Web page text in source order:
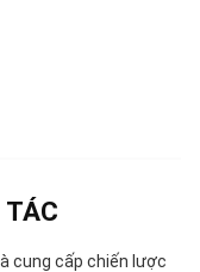
TÁC
cung cấp chiến lược